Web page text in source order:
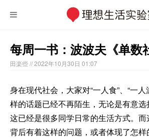
每周一书：波波夫《单数
田楽些// 2022年10月30日 01:07
身在现代社会，大家对“一人食”、“一人
样的话题已经不再陌生，无论是有意选
这已经是很多同学日常的生活方式。
背后有着这样的问题，或者体现了怎